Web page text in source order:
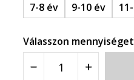
7-8 év 9-10 év
Válasszon